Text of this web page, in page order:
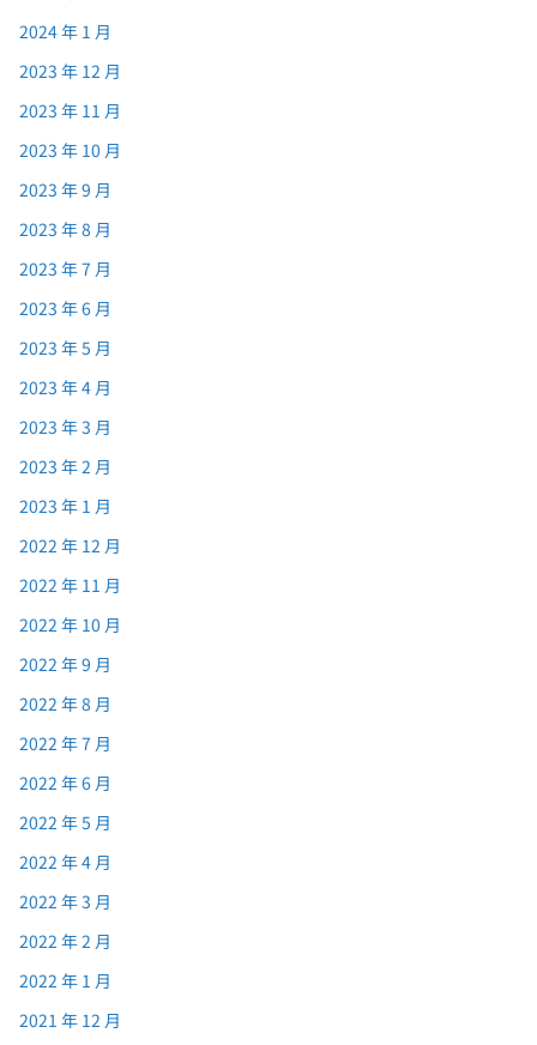
2024 年 1 月
2023 年 12 月
2023 年 11 月
2023 年 10 月
2023 年 9 月
2023 年 8 月
2023 年 7 月
2023 年 6 月
2023 年 5 月
2023 年 4 月
2023 年 3 月
2023 年 2 月
2023 年 1 月
2022 年 12 月
2022 年 11 月
2022 年 10 月
2022 年 9 月
2022 年 8 月
2022 年 7 月
2022 年 6 月
2022 年 5 月
2022 年 4 月
2022 年 3 月
2022 年 2 月
2022 年 1 月
2021 年 12 月